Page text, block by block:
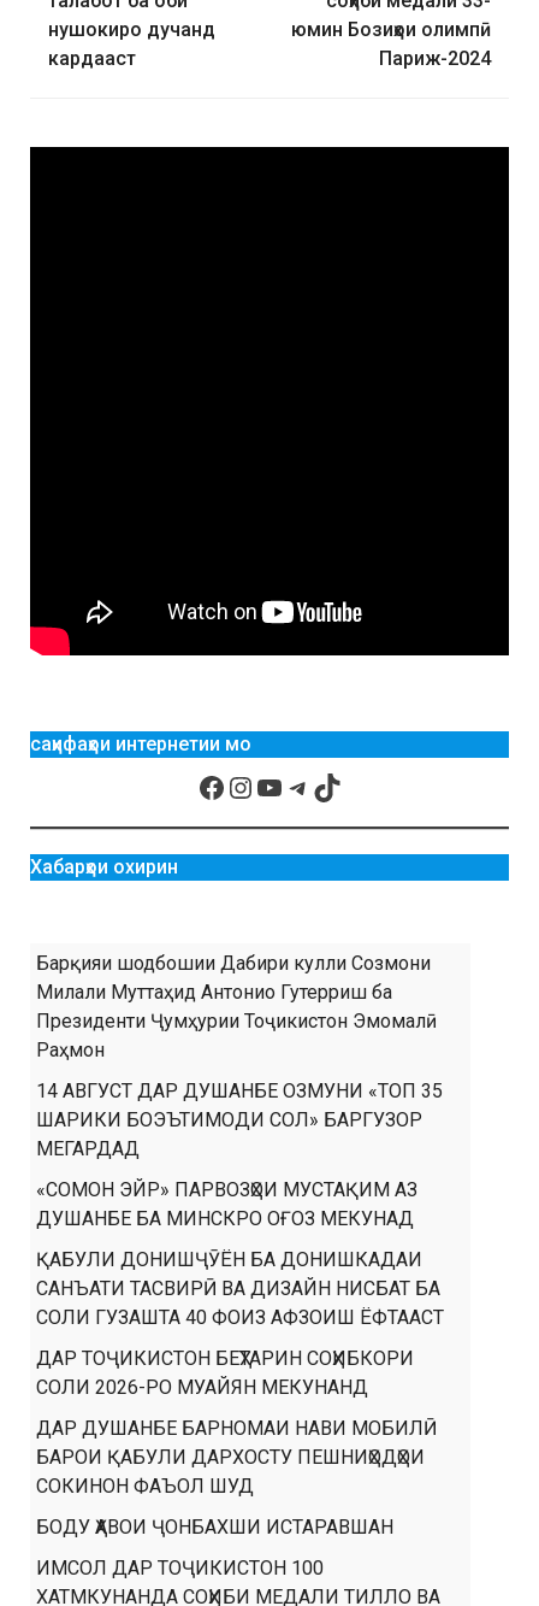
нушокиро дучанд
кардааст
юмин Бозиҳои олимпӣ
Париж-2024
саҳифаҳои интернетии мо
Хабарҳои охирин
Барқияи шодбошии Дабири кулли Созмони
Милали Муттаҳид Антонио Гутерриш ба
Президенти Ҷумҳурии Тоҷикистон Эмомалӣ
Раҳмон
14 АВГУСТ ДАР ДУШАНБЕ ОЗМУНИ «ТОП 35
ШАРИКИ БОЭЪТИМОДИ СОЛ» БАРГУЗОР
МЕГАРДАД
«СОМОН ЭЙР» ПАРВОЗҲОИ МУСТАҚИМ АЗ
ДУШАНБЕ БА МИНСКРО ОҒОЗ МЕКУНАД
ҚАБУЛИ ДОНИШҶӮЁН БА ДОНИШКАДАИ
САНЪАТИ ТАСВИРӢ ВА ДИЗАЙН НИСБАТ БА
СОЛИ ГУЗАШТА 40 ФОИЗ АФЗОИШ ЁФТААСТ
ДАР ТОҶИКИСТОН БЕҲТАРИН СОҲИБКОРИ
СОЛИ 2026-РО МУАЙЯН МЕКУНАНД
ДАР ДУШАНБЕ БАРНОМАИ НАВИ МОБИЛӢ
БАРОИ ҚАБУЛИ ДАРХОСТУ ПЕШНИҲОДҲОИ
СОКИНОН ФАЪОЛ ШУД
БОДУ ҲАВОИ ҶОНБАХШИ ИСТАРАВШАН
ИМСОЛ ДАР ТОҶИКИСТОН 100
ХАТМКУНАНДА СОҲИБИ МЕДАЛИ ТИЛЛО ВА